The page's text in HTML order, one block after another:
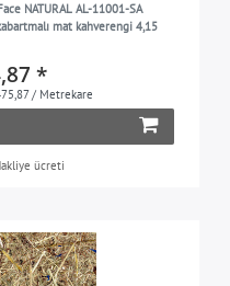
NATURAL AL-11001-SA
mat kahverengi 4,15
*
/ Metrekare
ücreti